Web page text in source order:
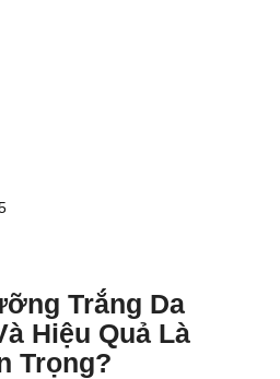
Trắng Da
Hiệu Quả Là
Trọng?